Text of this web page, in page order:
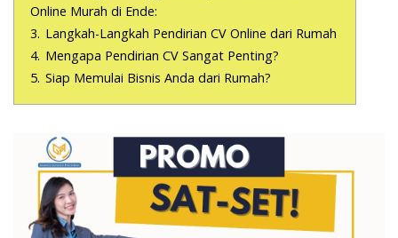
Online Murah di Ende:
3. Langkah-Langkah Pendirian CV Online dari Rumah
4. Mengapa Pendirian CV Sangat Penting?
5. Siap Memulai Bisnis Anda dari Rumah?